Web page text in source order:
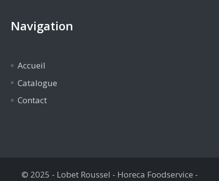
Navigation
Accueil
Catalogue
Contact
© 2025 - Lobet Roussel - Horeca Foodservice -